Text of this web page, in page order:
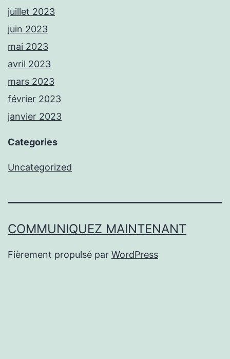
juillet 2023
juin 2023
mai 2023
avril 2023
mars 2023
février 2023
janvier 2023
Categories
Uncategorized
COMMUNIQUEZ MAINTENANT
Fièrement propulsé par WordPress